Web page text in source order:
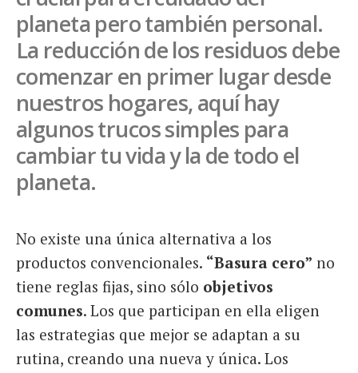
planeta pero también personal.
La reducción de los residuos debe
comenzar en primer lugar desde
nuestros hogares, aquí hay
algunos trucos simples para
cambiar tu vida y la de todo el
planeta.
No existe una única alternativa a los
productos convencionales. “Basura cero” no
tiene reglas fijas, sino sólo objetivos
comunes. Los que participan en ella eligen
las estrategias que mejor se adaptan a su
rutina, creando una nueva y única. Los